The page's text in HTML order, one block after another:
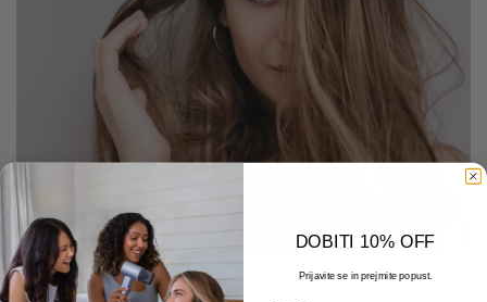
DECEMBER 22 2025
DOBITI 10% OFF
Prijavite se in prejmite popust.